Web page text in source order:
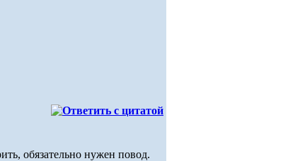
обязательно нужен повод.